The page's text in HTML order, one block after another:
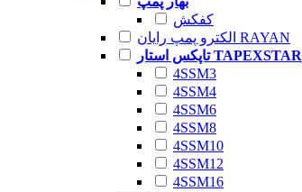
کفکش
الکترو پمپ رایان RAYAN
تاپکس استار TAPEXSTAR
4SSM3
4SSM4
4SSM6
4SSM8
4SSM10
4SSM12
4SSM16